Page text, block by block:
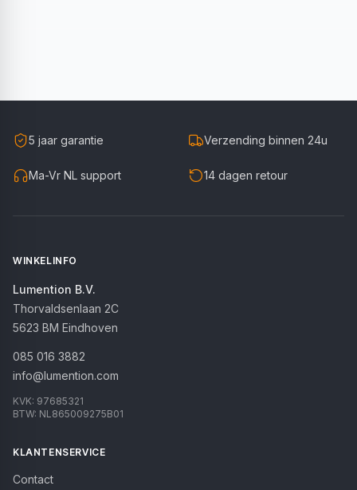
5 jaar garantie Verzending binnen 24u
Ma-Vr NL support 14 dagen retour
WINKELINFO
Lumention B.V.
Thorvaldsenlaan 2C
5623 BM Eindhoven
085 016 3882
info@lumention.com
KVK: 97685321
BTW: NL865009275B01
KLANTENSERVICE
Contact